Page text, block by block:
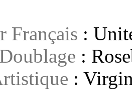
Français :
:
: